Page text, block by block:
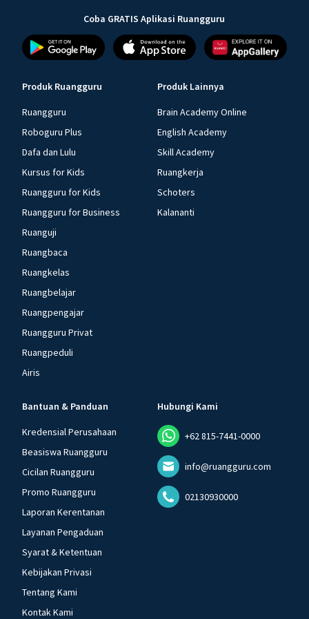
Coba GRATIS Aplikasi Ruangguru
Produk Ruangguru
Ruangguru
Roboguru Plus
Dafa dan Lulu
Kursus for Kids
Ruangguru for Kids
Ruangguru for Business
Ruanguji
Ruangbaca
Ruangkelas
Ruangbelajar
Ruangpengajar
Ruangguru Privat
Ruangpeduli
Airis
Produk Lainnya
Brain Academy Online
English Academy
Skill Academy
Ruangkerja
Schoters
Kalananti
Bantuan & Panduan
Kredensial Perusahaan
Beasiswa Ruangguru
Cicilan Ruangguru
Promo Ruangguru
Laporan Kerentanan
Layanan Pengaduan
Syarat & Ketentuan
Kebijakan Privasi
Tentang Kami
Kontak Kami
Hubungi Kami
+62 815-7441-0000
info@ruangguru.com
02130930000